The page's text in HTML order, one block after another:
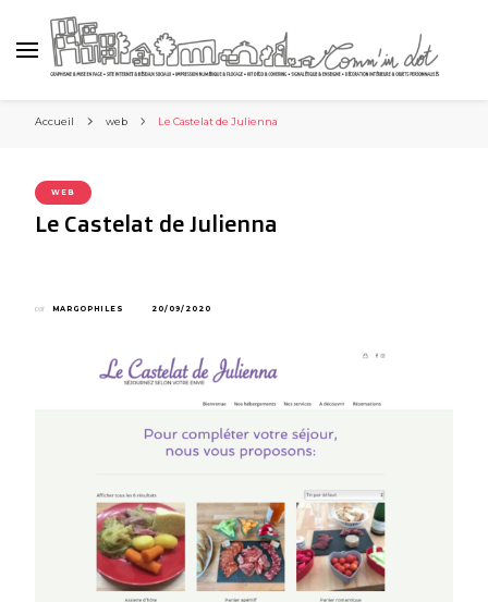
Accueil web Le Castelat de Julienna
WEB
Le Castelat de Julienna
par MARGOPHILES 20/09/2020